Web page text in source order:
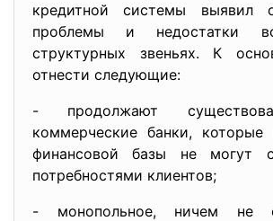
кредитной системы выявил
проблемы и недостатки
структурных звеньях. К
отнести следующие:
- продолжают
коммерческие банки, которые
финансовой базы не могут
потребностями клиентов;
- монопольное, ничем не